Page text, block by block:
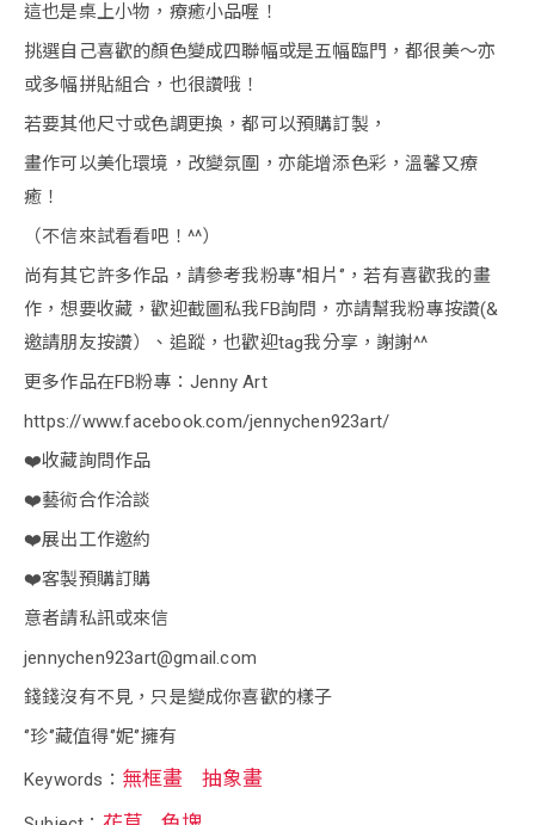
這也是桌上小物，療癒小品喔！
挑選自己喜歡的顏色變成四聯幅或是五幅臨門，都很美～亦
或多幅拼貼組合，也很讚哦！
若要其他尺寸或色調更換，都可以預購訂製，
畫作可以美化環境，改變氛圍，亦能增添色彩，溫馨又療
癒！
（不信來試看看吧！^^）
尚有其它許多作品，請參考我粉專‘’相片‘’，若有喜歡我的畫
作，想要收藏，歡迎截圖私我FB詢問，亦請幫我粉專按讚(&
邀請朋友按讚）、追蹤，也歡迎tag我分享，謝謝^^
更多作品在FB粉專：Jenny Art
https://www.facebook.com/jennychen923art/
❤️收藏詢問作品
❤️藝術合作洽談
❤️展出工作邀約
❤️客製預購訂購
意者請私訊或來信
jennychen923art@gmail.com
錢錢沒有不見，只是變成你喜歡的樣子
‘’珍‘’藏值得‘’妮‘’擁有
Keywords： 無框畫 抽象畫